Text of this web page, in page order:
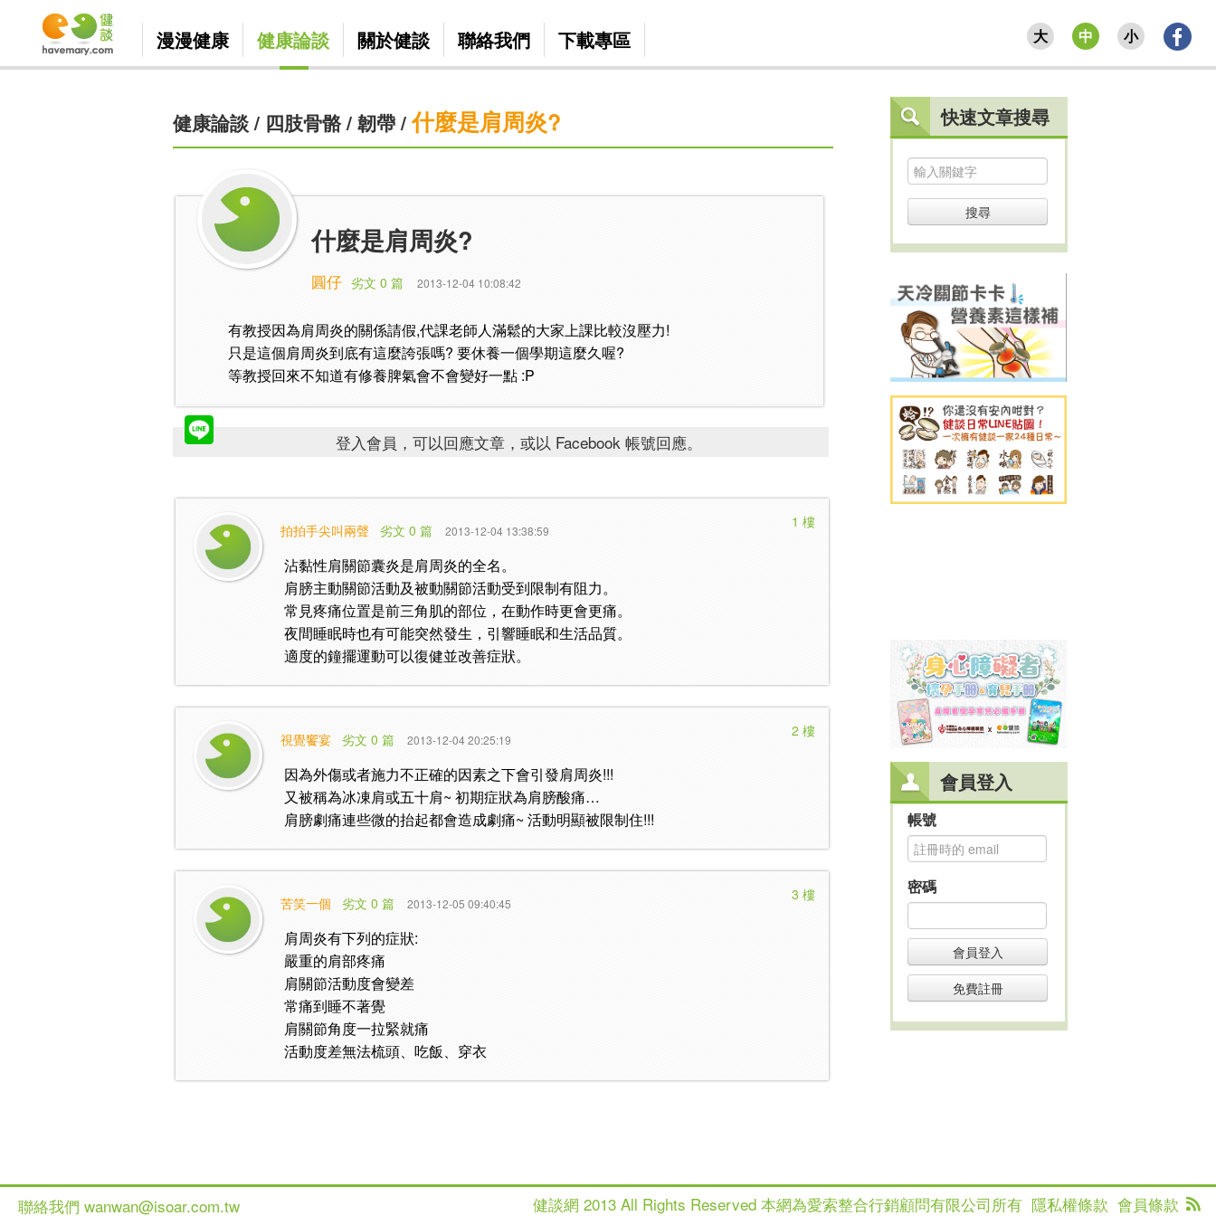
漫漫健康 健康論談 關於健談 聯絡我們 下載專區 大 中 小
健康論談/ 四肢骨骼/ 韌帶/什麼是肩周炎?
什麼是肩周炎?
圓仔 劣文 0 篇 2013-12-04 10:08:42
有教授因為肩周炎的關係請假,代課老師人滿鬆的大家上課比較沒壓力!
只是這個肩周炎到底有這麼誇張嗎? 要休養一個學期這麼久喔?
等教授回來不知道有修養脾氣會不會變好一點 :P
登入會員，可以回應文章，或以 Facebook 帳號回應。
拍拍手尖叫兩聲 劣文 0 篇 2013-12-04 13:38:59
1 樓
沾黏性肩關節囊炎是肩周炎的全名。
肩膀主動關節活動及被動關節活動受到限制有阻力。
常見疼痛位置是前三角肌的部位，在動作時更會更痛。
夜間睡眠時也有可能突然發生，引響睡眠和生活品質。
適度的鐘擺運動可以復健並改善症狀。
視覺饗宴 劣文 0 篇 2013-12-04 20:25:19
2 樓
因為外傷或者施力不正確的因素之下會引發肩周炎!!!
又被稱為冰凍肩或五十肩~ 初期症狀為肩膀酸痛…
肩膀劇痛連些微的抬起都會造成劇痛~ 活動明顯被限制住!!!
苦笑一個 劣文 0 篇 2013-12-05 09:40:45
3 樓
肩周炎有下列的症狀:
嚴重的肩部疼痛
肩關節活動度會變差
常痛到睡不著覺
肩關節角度一拉緊就痛
活動度差無法梳頭、吃飯、穿衣
快速文章搜尋
搜尋
會員登入
帳號
密碼
會員登入
免費註冊
聯絡我們 wanwan@isoar.com.tw 會員條款
隱私權條款
健談網 2013 All Rights Reserved 本網為愛索整合行銷顧問有限公司所有